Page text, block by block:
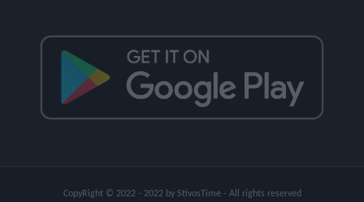
CopyRight © 2022 - 2022 by StivosTime - All rights reserved